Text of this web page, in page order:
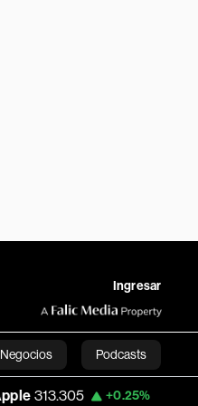
Ingresar
Negocios Podcasts
+0.25% USD COP 3,159.60